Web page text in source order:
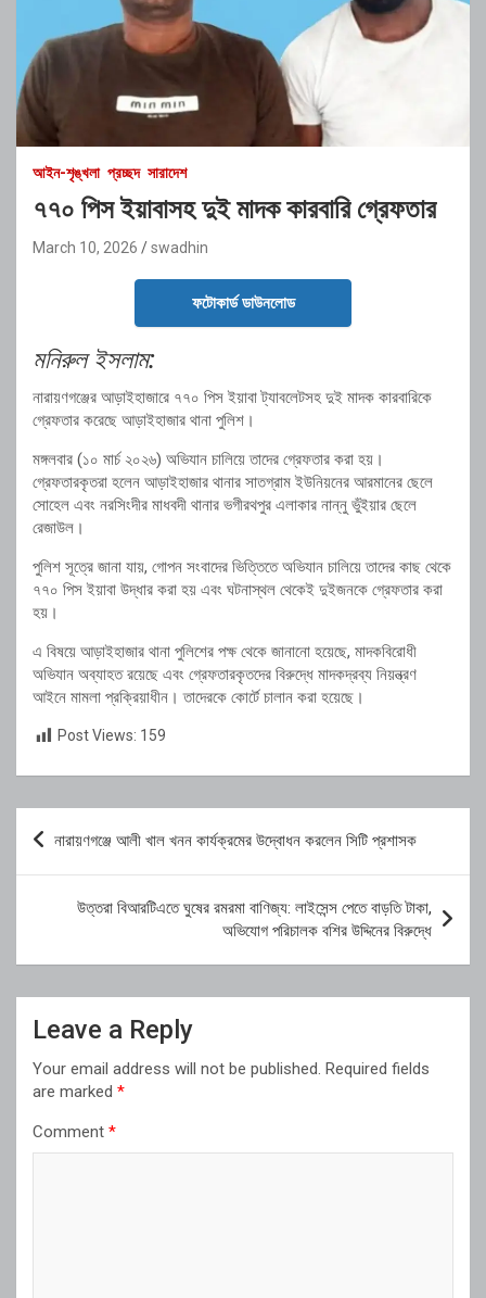
আইন-শৃঙ্খলা প্রচ্ছদ সারাদেশ
৭৭০ পিস ইয়াবাসহ দুই মাদক কারবারি গ্রেফতার
March 10, 2026 swadhin
ফটোকার্ড ডাউনলোড
মনিরুল ইসলাম:
নারায়ণগঞ্জের আড়াইহাজারে ৭৭০ পিস ইয়াবা ট্যাবলেটসহ দুই মাদক কারবারিকে
গ্রেফতার করেছে আড়াইহাজার থানা পুলিশ।
মঙ্গলবার (১০ মার্চ ২০২৬) অভিযান চালিয়ে তাদের গ্রেফতার করা হয়।
গ্রেফতারকৃতরা হলেন আড়াইহাজার থানার সাতগ্রাম ইউনিয়নের আরমানের ছেলে
সোহেল এবং নরসিংদীর মাধবদী থানার ভগীরথপুর এলাকার নান্নু ভুঁইয়ার ছেলে
রেজাউল।
পুলিশ সূত্রে জানা যায়, গোপন সংবাদের ভিত্তিতে অভিযান চালিয়ে তাদের কাছ থেকে
৭৭০ পিস ইয়াবা উদ্ধার করা হয় এবং ঘটনাস্থল থেকেই দুইজনকে গ্রেফতার করা
হয়।
এ বিষয়ে আড়াইহাজার থানা পুলিশের পক্ষ থেকে জানানো হয়েছে, মাদকবিরোধী
অভিযান অব্যাহত রয়েছে এবং গ্রেফতারকৃতদের বিরুদ্ধে মাদকদ্রব্য নিয়ন্ত্রণ
আইনে মামলা প্রক্রিয়াধীন। তাদেরকে কোর্টে চালান করা হয়েছে।
Post Views: 159
Post
নারায়ণগঞ্জে আলী খাল খনন কার্যক্রমের উদ্বোধন করলেন সিটি প্রশাসক
উত্তরা বিআরটিএতে ঘুষের রমরমা বাণিজ্য: লাইসেন্স পেতে বাড়তি টাকা,
অভিযোগ পরিচালক বশির উদ্দিনের বিরুদ্ধে
Leave a Reply
Your email address will not be published. Required fields
are marked *
Comment *